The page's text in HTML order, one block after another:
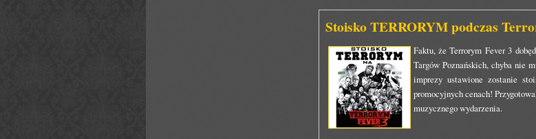
Stoisko TERRORYM podczas
Faktu, że Terrorym Fever 3
Targów Poznańskich, chyba nie
imprezy ustawione zostanie
promocyjnych cenach!
muzycznego wydarzenia.